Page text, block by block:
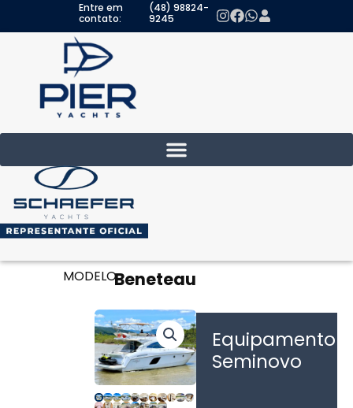
Entre em
contato:
(48) 98824-
9245
MODELO:Beneteau
Equipamento
Seminovo